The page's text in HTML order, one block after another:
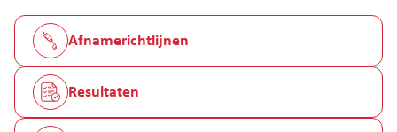
Afnamerichtlijnen
Resultaten